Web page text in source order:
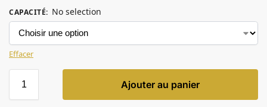
CAPACITÉ: No selection
Effacer
Ajouter au panier